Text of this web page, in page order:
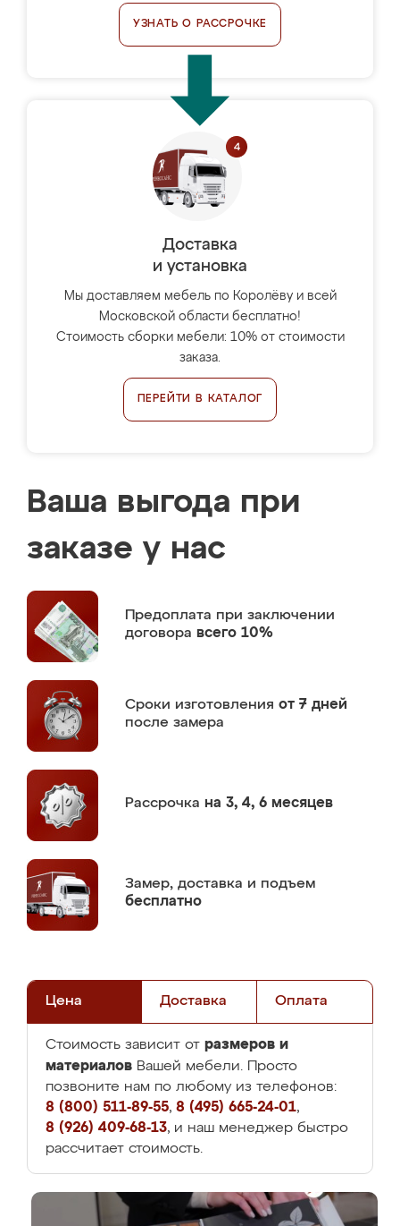
УЗНАТЬ О РАССРОЧКЕ
Доставка
и установка
Мы доставляем мебель по Королёву и всей
Московской области бесплатно!
Стоимость сборки мебели: 10% от стоимости
заказа.
ПЕРЕЙТИ В КАТАЛОГ
Ваша выгода при
заказе у нас
Предоплата при заключении
договора всего 10%
Сроки изготовления от 7 дней
после замера
Рассрочка на 3, 4, 6 месяцев
Замер, доставка и подъем
бесплатно
Цена Доставка Оплата
Стоимость зависит от размеров и
материалов Вашей мебели. Просто
позвоните нам по любому из телефонов:
8 (800) 511-89-55, 8 (495) 665-24-01,
8 (926) 409-68-13, и наш менеджер быстро
рассчитает стоимость.